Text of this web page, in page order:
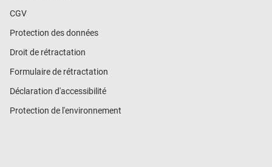
CGV
Protection des données
Droit de rétractation
Formulaire de rétractation
Déclaration d'accessibilité
Protection de l'environnement